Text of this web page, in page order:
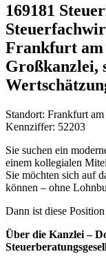
169181
Frankfurt am
Großkanzlei,
Standort: Frankfurt
Kennziffer: 52203
Sie suchen ein
einem kollegialen
Sie möchten sich auf
können – ohne
Dann ist diese
Über die Kanzlei –